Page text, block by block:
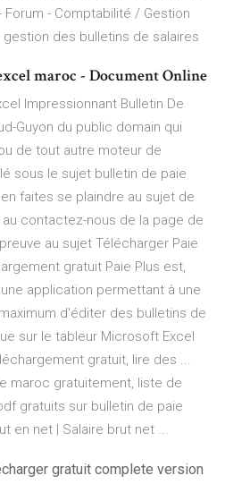
- Comptabilité / Gestion
gestion des bulletins de salaires
maroc - Document Online
Impressionnant Bulletin De
Guyon du public domain qui
de tout autre moteur de
sous le sujet bulletin de paie
faites se plaindre au sujet de
contactez-nous de la page de
au sujet Télécharger Paie
gratuit Paie Plus est,
application permettant à une
d'éditer des bulletins de
sur le tableur Microsoft Excel
gratuit, lire des ...
maroc gratuitement, liste de
gratuits sur bulletin de paie
en net | Salaire brut net ...
gratuit complete version